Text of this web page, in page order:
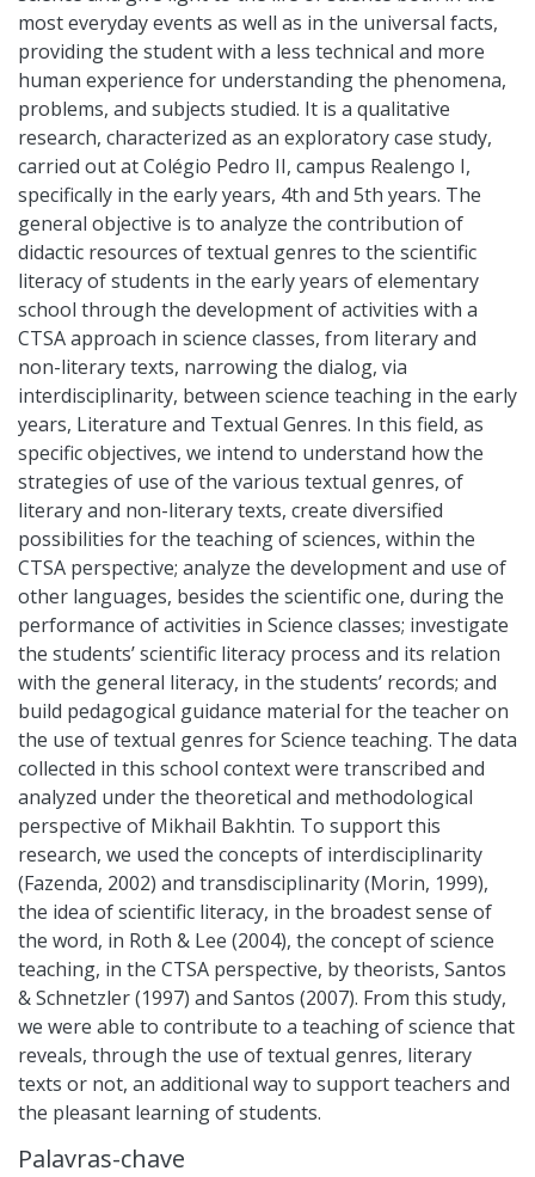
most everyday events as well as in the universal facts,
providing the student with a less technical and more
human experience for understanding the phenomena,
problems, and subjects studied. It is a qualitative
research, characterized as an exploratory case study,
carried out at Colégio Pedro II, campus Realengo I,
specifically in the early years, 4th and 5th years. The
general objective is to analyze the contribution of
didactic resources of textual genres to the scientific
literacy of students in the early years of elementary
school through the development of activities with a
CTSA approach in science classes, from literary and
non-literary texts, narrowing the dialog, via
interdisciplinarity, between science teaching in the early
years, Literature and Textual Genres. In this field, as
specific objectives, we intend to understand how the
strategies of use of the various textual genres, of
literary and non-literary texts, create diversified
possibilities for the teaching of sciences, within the
CTSA perspective; analyze the development and use of
other languages, besides the scientific one, during the
performance of activities in Science classes; investigate
the students’ scientific literacy process and its relation
with the general literacy, in the students’ records; and
build pedagogical guidance material for the teacher on
the use of textual genres for Science teaching. The data
collected in this school context were transcribed and
analyzed under the theoretical and methodological
perspective of Mikhail Bakhtin. To support this
research, we used the concepts of interdisciplinarity
(Fazenda, 2002) and transdisciplinarity (Morin, 1999),
the idea of scientific literacy, in the broadest sense of
the word, in Roth & Lee (2004), the concept of science
teaching, in the CTSA perspective, by theorists, Santos
& Schnetzler (1997) and Santos (2007). From this study,
we were able to contribute to a teaching of science that
reveals, through the use of textual genres, literary
texts or not, an additional way to support teachers and
the pleasant learning of students.
Palavras-chave